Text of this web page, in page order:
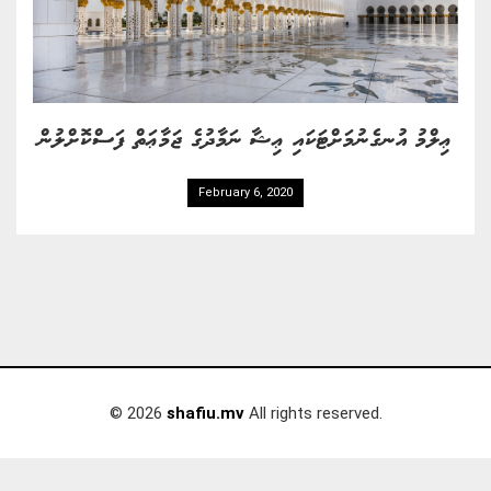
ޢިލްމު އުނގެނުމަށްޓަކައި ޢިޝާ ނަމާދުގެ ޖަމާޢަތް ފަސްކޮށްލުން
February 6, 2020
© 2026 shafiu.mvAll rights reserved.